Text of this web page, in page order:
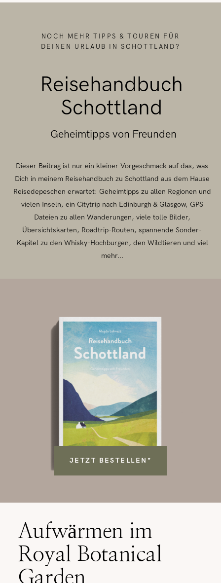
NOCH MEHR TIPPS & TOUREN FÜR
DEINEN URLAUB IN SCHOTTLAND?
Reisehandbuch
Schottland
Geheimtipps von Freunden
Dieser Beitrag ist nur ein kleiner Vorgeschmack auf das, was
Dich in meinem Reisehandbuch zu Schottland aus dem Hause
Reisedepeschen erwartet: Geheimtipps zu allen Regionen und
vielen Inseln, ein Citytrip nach Edinburgh & Glasgow, GPS
Dateien zu allen Wanderungen, viele tolle Bilder,
Übersichtskarten, Roadtrip-Routen, spannende Sonder-
Kapitel zu den Whisky-Hochburgen, den Wildtieren und viel
mehr...
JETZT BESTELLEN*
Aufwärmen im
Royal Botanical
Garden